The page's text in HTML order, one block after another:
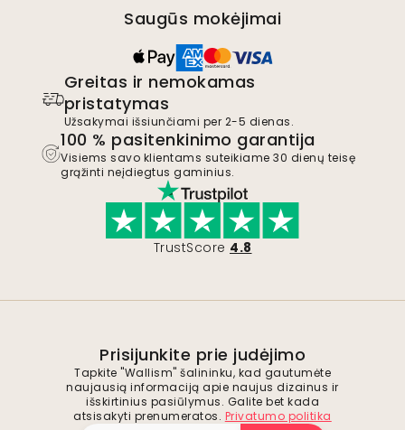
Saugūs mokėjimai
Greitas ir nemokamas
pristatymas
Užsakymai išsiunčiami per 2-5 dienas.
100 % pasitenkinimo garantija
Visiems savo klientams suteikiame 30 dienų teisę
grąžinti neįdiegtus gaminius.
TrustScore 4.8
Prisijunkite prie judėjimo
Tapkite "Wallism" šalininku, kad gautumėte
naujausią informaciją apie naujus dizainus ir
išskirtinius pasiūlymus. Galite bet kada
atsisakyti prenumeratos. Privatumo politika